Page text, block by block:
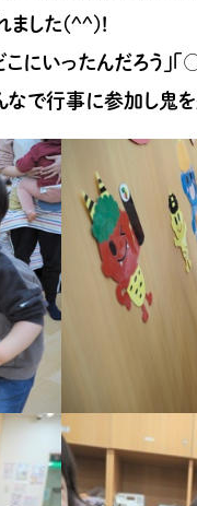
ました(^^)!
こにいったんだろう
なで行事に参加し